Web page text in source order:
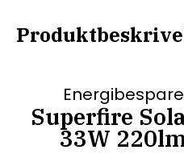
Superfire
33W